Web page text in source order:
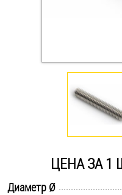
Крюки, кольца с
Крюки, кольца с
Оснастка и
Саморезы и
ЦЕНА ЗА 1
Диаметр Ø